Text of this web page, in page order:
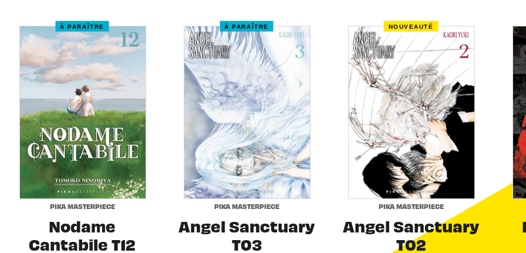
À PARAÎTRE
PIKA MASTERPIECE
Nodame
Cantabile T12
À PARAÎTRE
PIKA MASTERPIECE
Angel Sanctuary
T03
NOUVEAUTÉ
PIKA MASTERPIECE
Angel Sanctuary
T02